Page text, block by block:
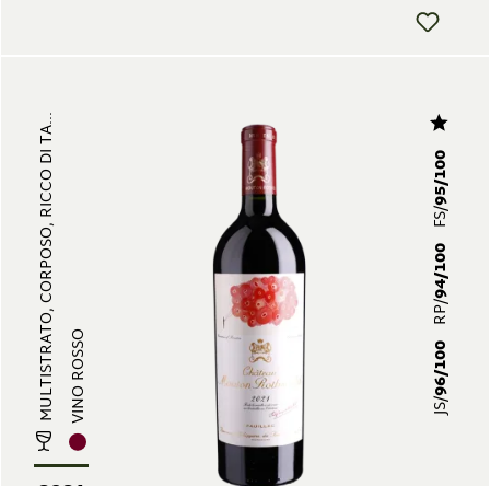
MULTISTRATO, CORPOSO, RICCO DI TA...VINO ROSSO JS/
96/100
RP/
94/100
FS/
95/100